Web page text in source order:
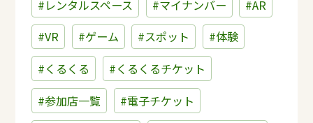
#レンタルスペース
#マイナンバー
#AR
#VR
#ゲーム #スポット
#体験
#くるくる
#くるくるチケット
#参加店一覧
#電子チケット